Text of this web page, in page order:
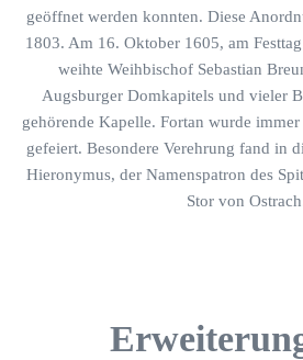
geöffnet werden konnten. Diese
1803. Am 16. Oktober 1605, am
weihte Weihbischof Sebastian
Augsburger Domkapitels und vieler
gehörende Kapelle. Fortan wurde
gefeiert. Besondere Verehrung fand in
Hieronymus, der Namenspatron des
Stor von